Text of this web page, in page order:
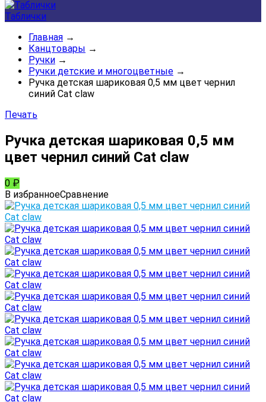
Таблички
Главная →
Канцтовары →
Ручки →
Ручки детские и многоцветные →
Ручка детская шариковая 0,5 мм цвет чернил
синий Cat claw
Печать
Ручка детская шариковая 0,5 мм
цвет чернил синий Cat claw
0 ₽
В избранноеСравнение